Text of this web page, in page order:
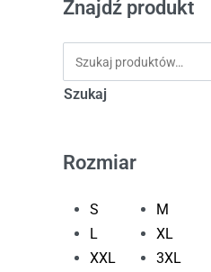
Znajdź produkt
Szukaj
Rozmiar
S
M
L
XL
XXL
3XL